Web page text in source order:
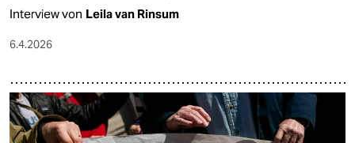
Interview von Leila van Rinsum
6.4.2026